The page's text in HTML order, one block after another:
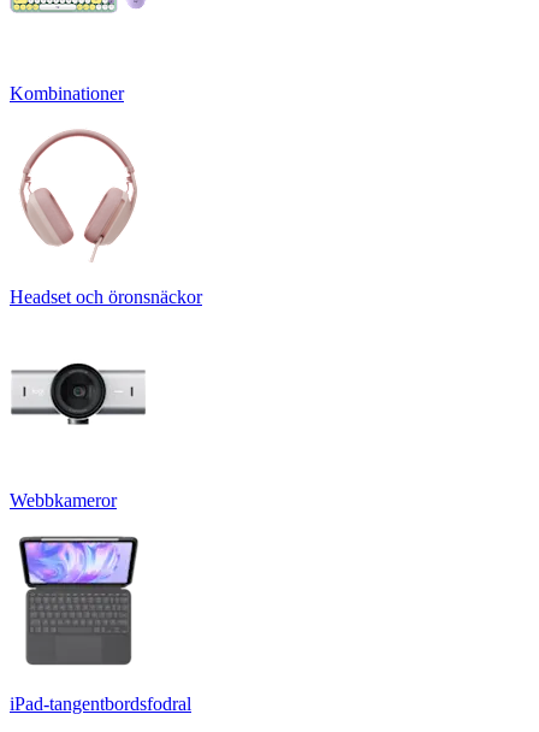
Kombinationer
Headset och öronsnäckor
Webbkameror
iPad-tangentbordsfodral